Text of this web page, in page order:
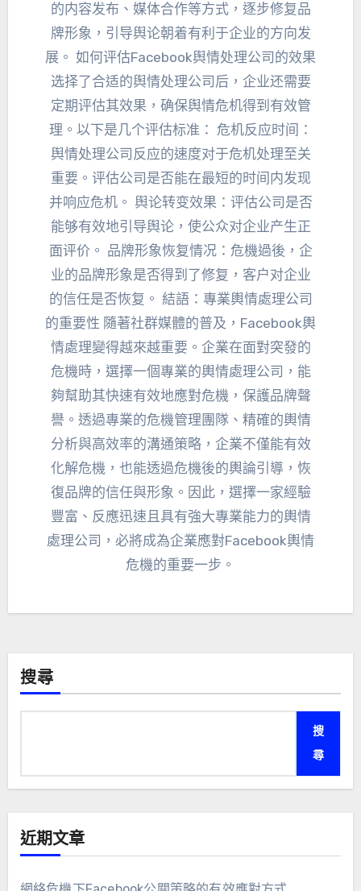
的内容发布 、 媒体合作等方式， 逐步修复品
牌形象 ， 引导舆论朝着有利于企业的方向发
展 。 如何评估Facebook舆情处理公司的效果
选择了合适的舆情处理公司后， 企业还需要
定期评估其效果 ， 确保舆情危机得到有效管
理 。 以下是几个评估标准： 危机反应时间 ：
舆情处理公司反应的速度对于危机处理至关
重要 。 评估公司是否能在最短的时间内发现
并响应危机。 舆论转变效果 ： 评估公司是否
能够有效地引导舆论， 使公众对企业产生正
面评价。 品牌形象恢复情况：危機過後， 企
业的品牌形象是否得到了修复 ， 客户对企业
的信任是否恢复 。 結語：專業輿情處理公司
的重要性 隨著社群媒體的普及，Facebook輿
情處理變得越來越重要。企業在面對突發的
危機時，選擇一個專業的輿情處理公司，能
夠幫助其快速有效地應對危機，保護品牌聲
譽。透過專業的危機管理團隊、精確的輿情
分析與高效率的溝通策略，企業不僅能有效
化解危機，也能透過危機後的輿論引導，恢
復品牌的信任與形象。因此，選擇一家經驗
豐富、反應迅速且具有強大專業能力的輿情
處理公司，必將成為企業應對Facebook輿情
危機的重要一步。
搜尋
搜
尋
近期文章